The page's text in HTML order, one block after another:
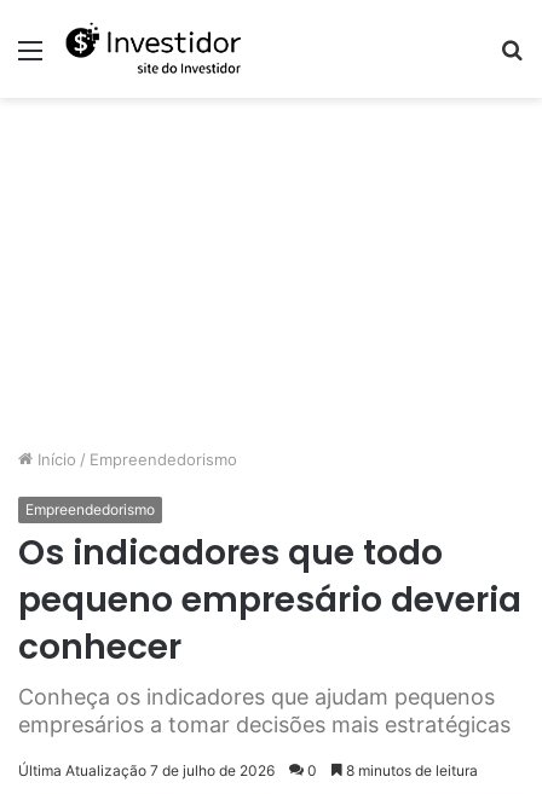
Menu
Início / Empreendedorismo
Empreendedorismo
Os indicadores que todo
pequeno empresário deveria
conhecer
Conheça os indicadores que ajudam pequenos
empresários a tomar decisões mais estratégicas
Última Atualização 7 de julho de 2026 0 8 minutos de leitura